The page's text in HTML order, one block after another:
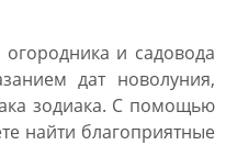
и садовода
дат новолуния,
зодиака. С помощью
найти благоприятные